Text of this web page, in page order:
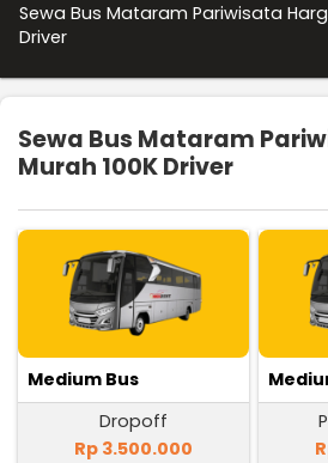
Sewa Bus Mataram Pariwisata
Driver
Sewa Bus Mataram
Murah 100K Driver
Medium Bus
Dropoff
Rp 3.500.000